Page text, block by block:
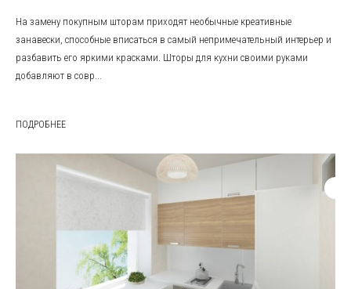
На замену покупным шторам приходят необычные креативные
занавески, способные вписаться в самый непримечательный интерьер и
разбавить его яркими красками. Шторы для кухни своими руками
добавляют в совр...
ПОДРОБНЕЕ